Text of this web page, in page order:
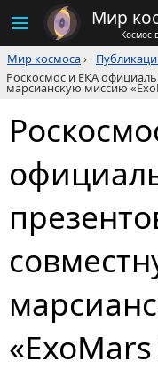
Мир
Космос
Мир космоса›
Роскосмос и ЕКА
марсианскую миссию